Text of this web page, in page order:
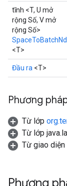
tĩnh <T, U mở
rộng Số, V mở
rộng Số>
SpaceToBatchNd
<T>
Đầu ra <T>
Phương
Từ lớp
Từ lớp
Từ giao diện
Phương